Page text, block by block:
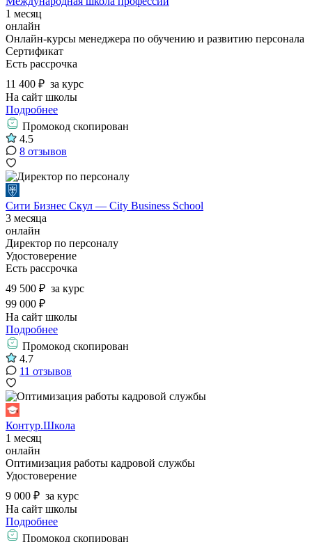
1 месяц
онлайн
Онлайн-курсы менеджера по обучению и развитию персонала
Сертификат
Есть рассрочка
11 400 ₽ за курс
На сайт школы
Подробнее
Промокод скопирован
4.5
8 отзывов
Сити Бизнес Скул — City Business School
3 месяца
онлайн
Директор по персоналу
Удостоверение
Есть рассрочка
49 500 ₽ за курс
99 000 ₽
На сайт школы
Подробнее
Промокод скопирован
4.7
11 отзывов
Контур.Школа
1 месяц
онлайн
Оптимизация работы кадровой службы
Удостоверение
9 000 ₽ за курс
На сайт школы
Подробнее
Промокод скопирован